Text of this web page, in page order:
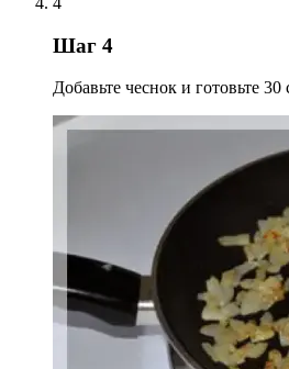
Шаг 4
Добавьте чеснок и готовьте 30